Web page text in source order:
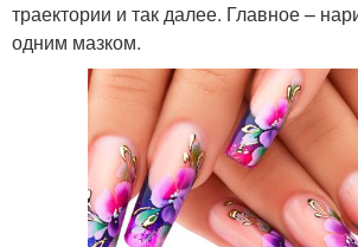
траектории и так далее. Главное –
одним мазком.